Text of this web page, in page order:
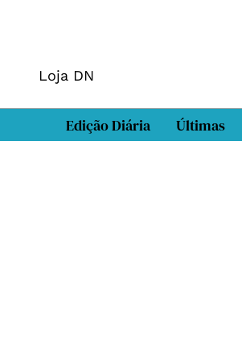
Loja DN
Edição Diária Últimas